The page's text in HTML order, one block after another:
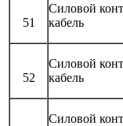
51
Силовой
кабель
52
Силовой
кабель
Силовой